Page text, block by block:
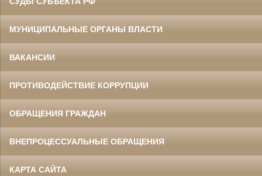
МУНИЦИПАЛЬНЫЕ ОРГАНЫ ВЛАСТИ
ВАКАНСИИ
ПРОТИВОДЕЙСТВИЕ КОРРУПЦИИ
ОБРАЩЕНИЯ ГРАЖДАН
ВНЕПРОЦЕССУАЛЬНЫЕ ОБРАЩЕНИЯ
КАРТА САЙТА